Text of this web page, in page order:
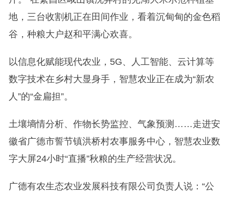
地，三台收割机正在田间作业，看着沉甸甸的金色稻
谷，种粮大户赵和平满心欢喜。
以信息化赋能现代农业，5G、人工智能、云计算等
数字技术在乡村大显身手，智慧农业正在成为“新农
人”的“金扁担”。
土壤墒情分析、作物长势监控、气象预测……走进安
徽省广德市誓节镇洪桥村农事服务中心，智慧农业数
字大屏24小时“直播”秋粮的生产经营状况。
广德有农生态农业发展科技有限公司负责人说：“公